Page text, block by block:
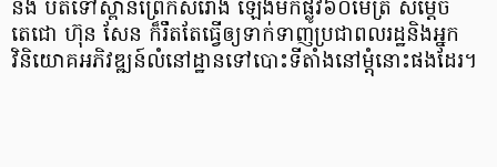
និង បត់​ទៅ​ស្ពាន​ព្រែក​សំរោង ឡើង​មក​ផ្លូវ​៦០​ម៉ែត្រ សម្តេច​
តេជោ ហ៊ុន សែន ក៏​រឹត​តែ​ធ្វើ​ឲ្យ​ទាក់​ទាញ​ប្រជា​ពលរដ្ឋ​និង​អ្នក​
វិនិយោគ​អភិវឌ្ឍន៍​លំនៅ​ដ្ឋាន​ទៅ​បោះ​ទីតាំង​នៅ​ម្តុំ​នោះ​ផង​ដែរ។